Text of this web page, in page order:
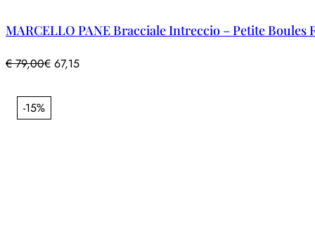
MARCELLO PANE Bracciale Intreccio – Petite Boules
€79,00€ 67,15
-15%